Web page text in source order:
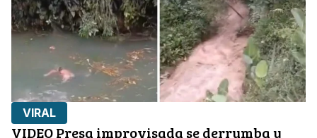
VIRAL
VIDEO Presa improvisada se derrumba y